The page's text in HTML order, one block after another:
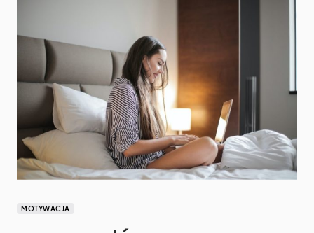
MOTYWACJA